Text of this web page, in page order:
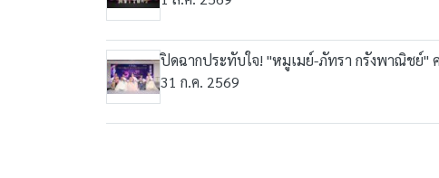
ปิดฉากประทับใจ! "หมูเมย์-ภัทรา กรังพาณิชย์"
31 ก.ค. 2569